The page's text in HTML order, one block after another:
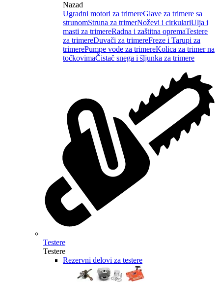
Nazad
Ugradni motori za trimereGlave za trimere sa
strunomStruna za trimerNoževi i cirkulariUlja i
masti za trimereRadna i zaštitna opremaTestere
za trimereDuvači za trimereFreze i Tarupi za
trimerePumpe vode za trimereKolica za trimer na
točkovimaČistač snega i šljunka za trimere
Testere
Testere
Rezervni delovi za testere